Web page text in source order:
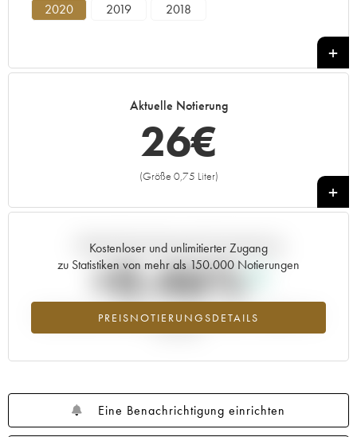
2020 2019 2018
Aktuelle Notierung
26€
(Größe 0,75 Liter)
+
Kostenloser und unlimitierter Zugang
zu Statistiken von mehr als 150.000 Notierungen
PREISNOTIERUNGSDETAILS
Aktuelle Entwicklung der Preisnotierung
+0.46%
Preisanstiegs des Jahrgangs 2020 im Jahr 2026 im Vergleich zum
Eine Benachrichtigung einrichten